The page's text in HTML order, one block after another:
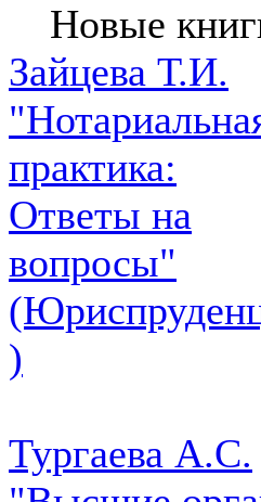
Новые
Зайцева Т.И.
практика:
Ответы на
вопросы"
)
Тургаева А.С.